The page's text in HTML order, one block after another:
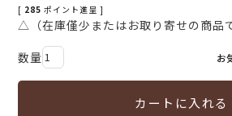
[ 285 ポイント進呈 ]
△（在庫僅少またはお取り寄せの商品
お
カートに入れる